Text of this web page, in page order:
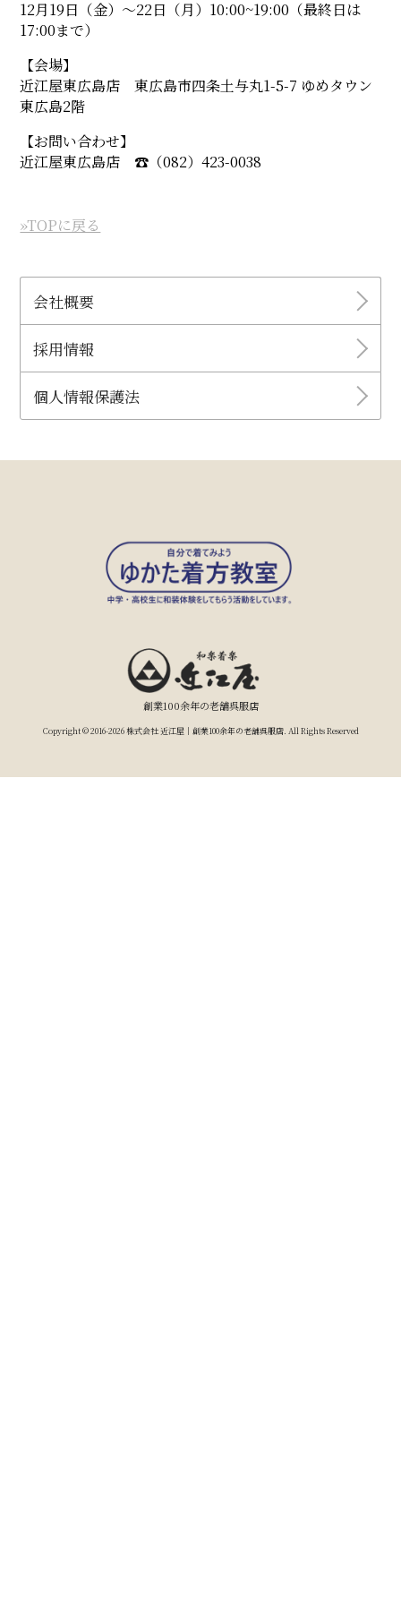
12月19日（金）〜22日（月）10:00~19:00（最終日は
17:00まで）
【会場】
近江屋東広島店 東広島市四条土与丸1-5-7 ゆめタウン
東広島2階
【お問い合わせ】
近江屋東広島店 ☎︎（082）423-0038
»TOPに戻る
会社概要
採用情報
個人情報保護法
創業100余年の老舗呉服店
Copyright © 2016-2026 株式会社 近江屋｜創業100余年の老舗呉服店. All Rights Reserved